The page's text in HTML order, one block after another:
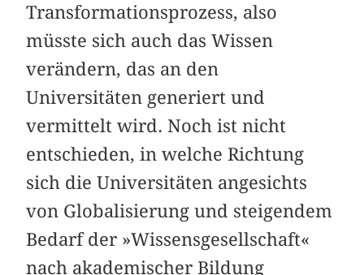
Transformationsprozess, also
müsste sich auch das Wissen
verändern, das an den
Universitäten generiert und
vermittelt wird. Noch ist nicht
entschieden, in welche Richtung
sich die Universitäten angesichts
von Globalisierung und steigendem
Bedarf der »Wissensgesellschaft«
nach akademischer Bildung